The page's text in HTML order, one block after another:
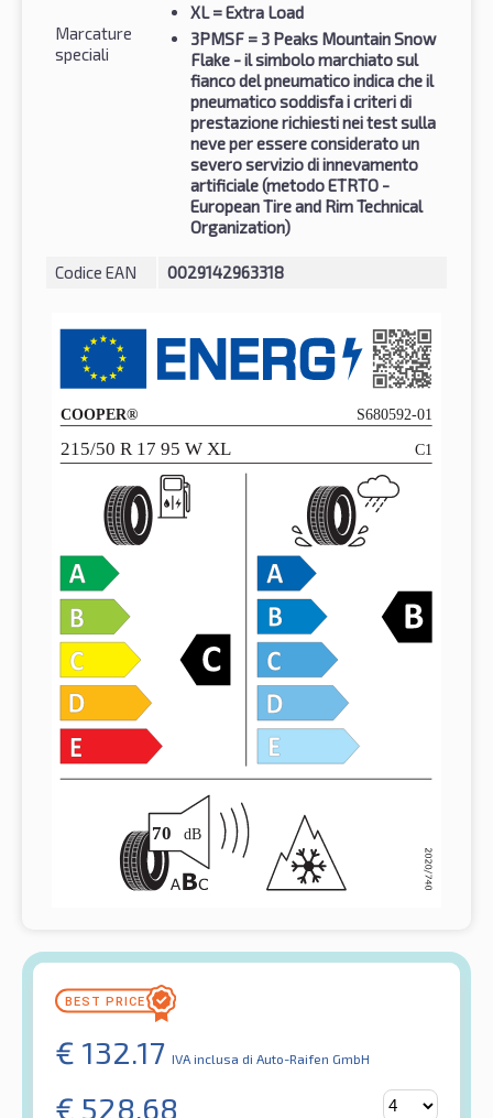
Marcature
speciali
XL= Extra Load
3PMSF = 3 Peaks Mountain Snow
Flake - il simbolo marchiato sul
fianco del pneumatico indica che il
pneumatico soddisfa i criteri di
prestazione richiesti nei test sulla
neve per essere considerato un
severo servizio di innevamento
artificiale (metodo ETRTO -
European Tire and Rim Technical
Organization)
Codice EAN 0029142963318
€ 132.17 IVA inclusa di Auto-Raifen GmbH
€ 528.68